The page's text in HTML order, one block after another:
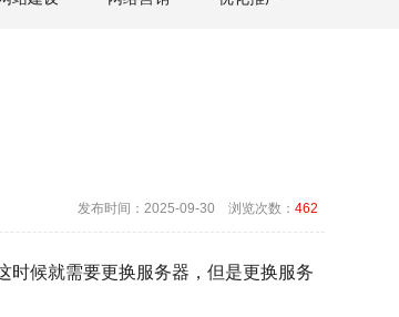
发布时间：2025-09-30 浏览次数： 462
候就需要更换服务器，但是更换服务